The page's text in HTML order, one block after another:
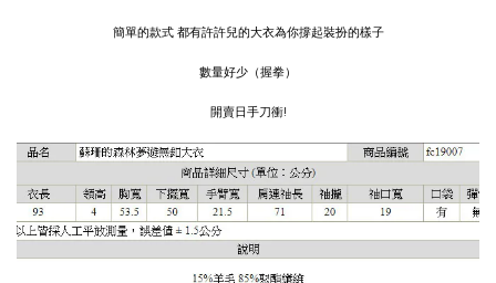
簡單的款式 都有許許兒的大衣為你撐起裝扮的樣子
數量好少（握拳）
開賣日手刀衝!